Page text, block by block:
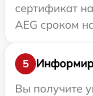
сертификат
AEG сроком
5
Вы получите